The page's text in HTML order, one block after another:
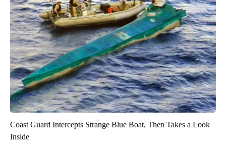
Coast Guard Intercepts Strange Blue Boat, Then Takes a Look
Inside